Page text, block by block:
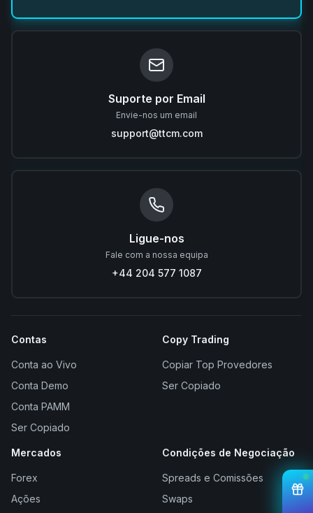
Suporte por Email
Envie-nos um email
support@ttcm.com
Ligue-nos
Fale com a nossa equipa
+44 204 577 1087
Contas
Conta ao Vivo
Conta Demo
Conta PAMM
Ser Copiado
Copy Trading
Copiar Top Provedores
Ser Copiado
Mercados
Forex
Ações
Condições de Negociação
Spreads e Comissões
Swaps